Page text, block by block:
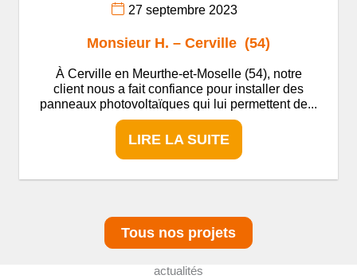
27 septembre 2023
Monsieur H. – Cerville (54)
À Cerville en Meurthe-et-Moselle (54), notre
client nous a fait confiance pour installer des
panneaux photovoltaïques qui lui permettent de...
LIRE LA SUITE
Tous nos projets
actualités